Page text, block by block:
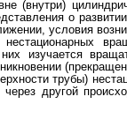
(внутри)
о
условия
изучается
трубы)
другой